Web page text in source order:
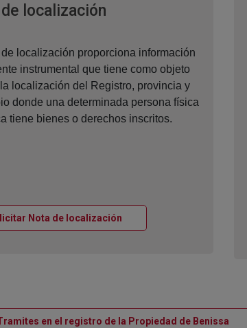
localizaciónVentana nueva
de localización proporciona información
instrumental que tiene como objeto
localización del Registro, provincia y
donde una determinada persona física
tiene bienes o derechos inscritos.
Nota de localizaciónVentana nueva
en el registro de la Propiedad de Benissa